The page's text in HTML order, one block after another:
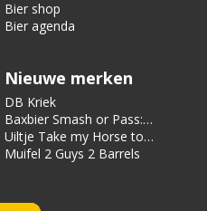
Bier shop
Bier agenda
Nieuwe merken
DB Kriek
Baxbier Smash or Pass:
Strata
Uiltje Take my Horse to
the Hotel Room
Muifel 2 Guys 2 Barrels